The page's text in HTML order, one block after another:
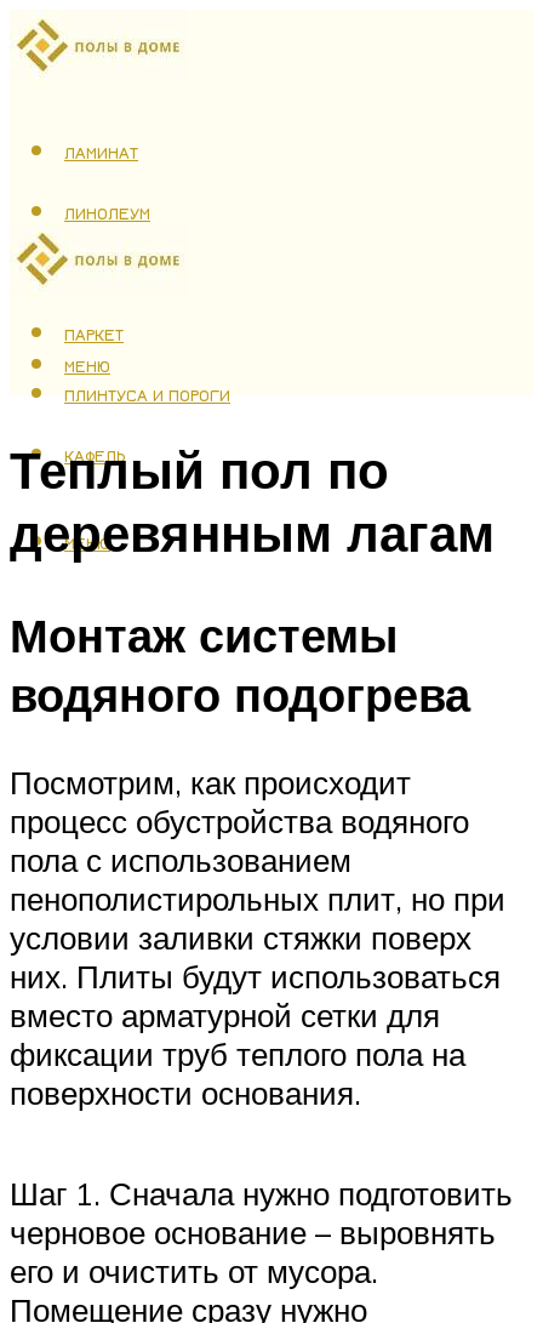
ЛАМИНАТ
ЛИНОЛЕУМ
ТЕПЛЫЙ ПОЛ
ПАРКЕТ
ПЛИНТУСА И ПОРОГИ
КАФЕЛЬ
МЕНЮ
МЕНЮ
Теплый пол по
деревянным лагам
Монтаж системы
водяного подогрева
Посмотрим, как происходит
процесс обустройства водяного
пола с использованием
пенополистирольных плит, но при
условии заливки стяжки поверх
них. Плиты будут использоваться
вместо арматурной сетки для
фиксации труб теплого пола на
поверхности основания.
Шаг 1. Сначала нужно подготовить
черновое основание – выровнять
его и очистить от мусора.
Помещение сразу нужно